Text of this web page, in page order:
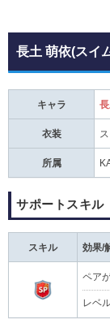
長土 萌依(スイ
キャラ
衣装
所属
サポートスキル
スキル 効果/
ペア
レベ